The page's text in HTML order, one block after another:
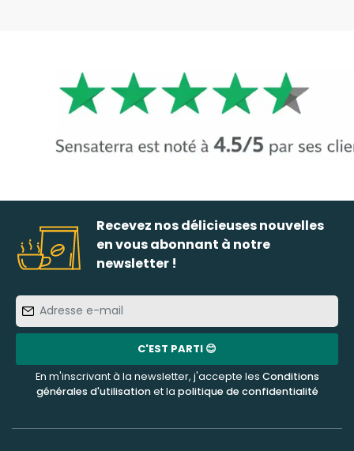
Recevez nos délicieuses nouvelles
en vous abonnant à notre
newsletter !
e-
mail
C'EST PARTI 😊
En m'inscrivant à la newsletter, j'accepte les Conditions
générales d'utilisationet la politique de confidentialité